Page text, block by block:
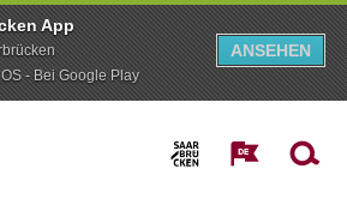
App
- Bei Google Play
ANSEHEN